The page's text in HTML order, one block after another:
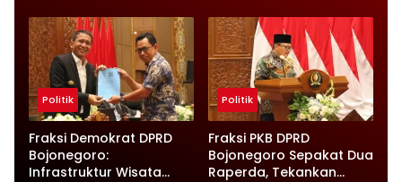
Anak
Instruksi
Politik
Fraksi Demokrat DPRD
Bojonegoro:
Infrastruktur Wisata
Politik
Fraksi PKB DPRD
Bojonegoro Sepakat Dua
Raperda, Tekankan